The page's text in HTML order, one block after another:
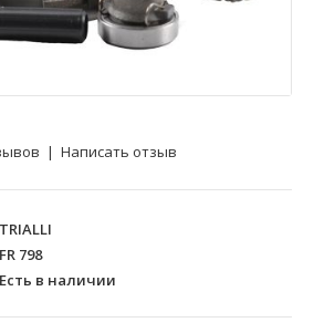
| Написать отзыв
TRIALLI
FR 798
Есть в наличии